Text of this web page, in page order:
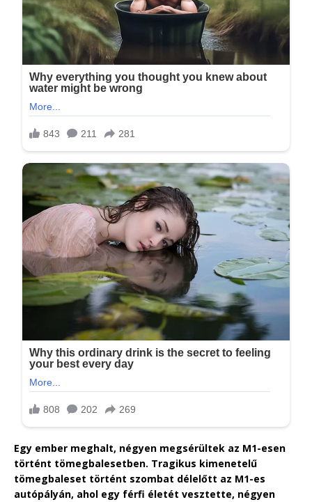
Egy ember meghalt, négyen megsérültek az M1-esen
történt tömegbalesetben. Tragikus kimenetelű
tömegbaleset történt szombat délelőtt az M1-es
autópályán, ahol egy férfi életét vesztette, négyen